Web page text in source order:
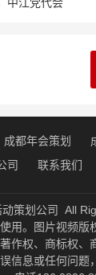
成都年会策划
司
联系我们
策划公司 All
用。图片视频版
作权、商标权、
信息或任何问题